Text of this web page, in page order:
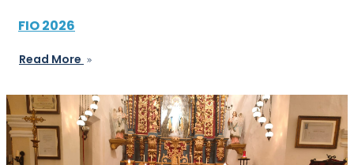
FIO 2026
Read More